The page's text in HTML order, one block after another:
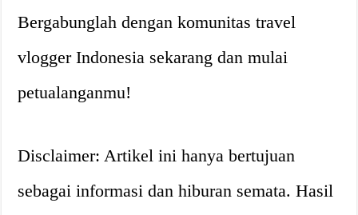
Bergabunglah dengan komunitas travel
vlogger Indonesia sekarang dan mulai
petualanganmu!
Disclaimer: Artikel ini hanya bertujuan
sebagai informasi dan hiburan semata. Hasil